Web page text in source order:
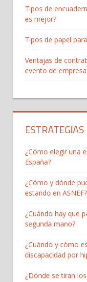
Tipos de
es mejor?
Tipos de papel
Ventajas de
evento de empresa
ESTRATEGIAS
¿Cómo elegir una
España?
¿Cómo y dónde
estando en ASNEF?
¿Cuándo hay que
segunda mano?
¿Cuándo y cómo
discapacidad por
¿Dónde se tiran